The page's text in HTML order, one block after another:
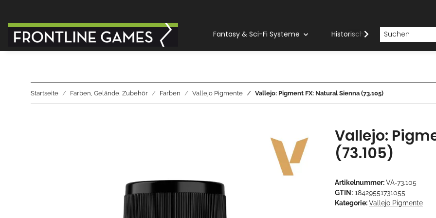
Fantasy & Sci-Fi Systeme Historische Systeme
Startseite Farben, Gelände, Zubehör Farben Vallejo Pigmente Vallejo: Pigment FX: Natural Sienna (73.105)
Vallejo:
(73.105)
Artikelnummer:VA-73.105
GTIN: 18429551731055
Kategorie:Vallejo Pigmente